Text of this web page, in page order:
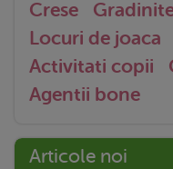
Crese
Locuri de joaca
Activitati copii
Agentii bone
Articole noi